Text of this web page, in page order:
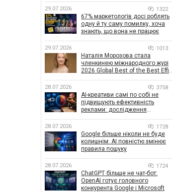
29.07.2026 1322
67% маркетологів досі роблять
одну й ту саму помилку, хоча
знають, що вона не працює
29.07.2026 1013
Наталія Морозова стала
членкинею міжнародного журі
2026 Global Best of the Best Effie
28.07.2026 3758
AI-креативи самі по собі не
підвищують ефективність
реклами: дослідження
впливає на ефективність
кампаній
28.07.2026 1728
Google більше ніколи не буде
колишнім: AI повністю змінює
правила пошуку
28.07.2026 1724
ChatGPT більше не чат-бот:
OpenAI готує головного
конкурента Google і Microsoft